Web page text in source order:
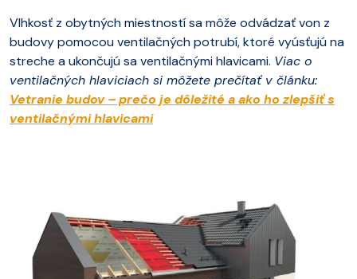
Vlhkosť z obytných miestností sa môže odvádzať von z
budovy pomocou ventilačných potrubí, ktoré vyúsťujú na
streche a ukončujú sa ventilačnými hlavicami. Viac o
ventilačných hlaviciach si môžete prečítať v článku:
Vetranie budov – prečo je dôležité a ako ho zlepšiť s
ventilačnými hlavicami